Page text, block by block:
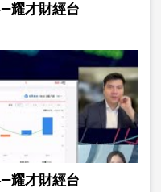
耀才財經台
耀才財經台